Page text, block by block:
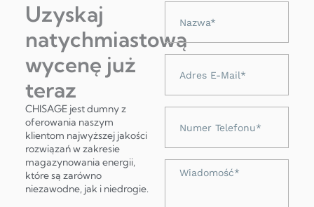
Uzyskaj
natychmiastową
wycenę już
teraz
CHISAGE jest dumny z
oferowania naszym
klientom najwyższej jakości
rozwiązań w zakresie
magazynowania energii,
które są zarówno
niezawodne, jak i niedrogie.
telefonu